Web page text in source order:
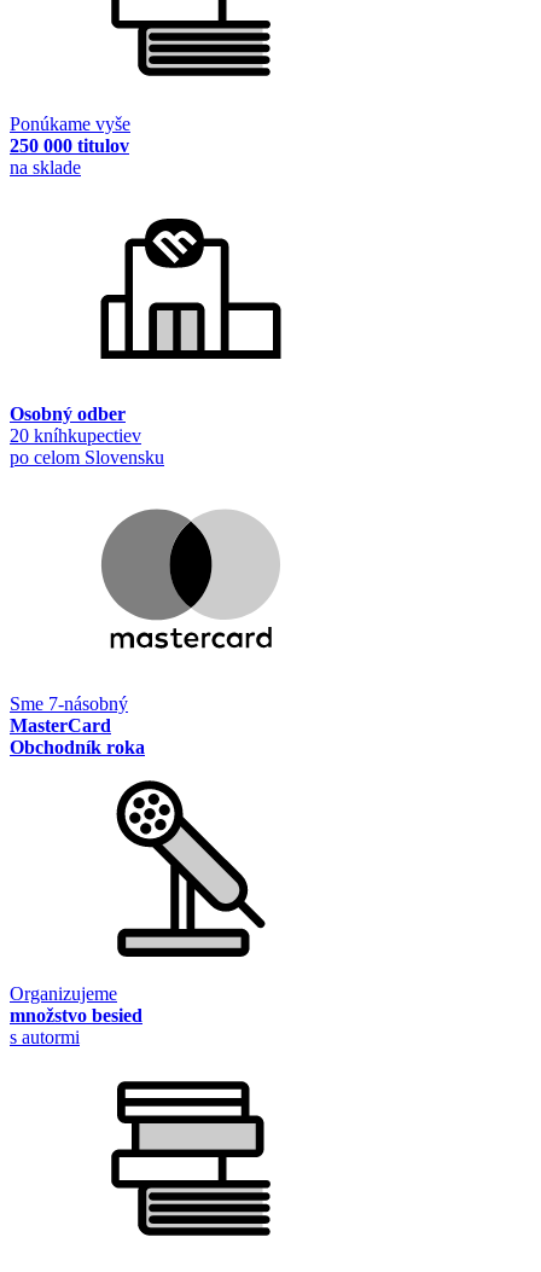
Ponúkame vyše
250 000 titulov
na sklade
Osobný odber
20 kníhkupectiev
po celom Slovensku
Sme 7-násobný
MasterCard
Obchodník roka
Organizujeme
množstvo besied
s autormi